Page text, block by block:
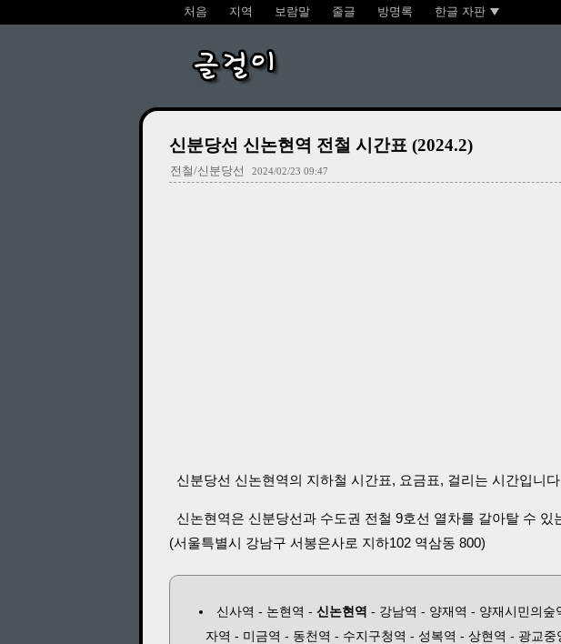
처음 지역 보람말 줄글 방명록 한글 자판
글걸이
신분당선 신논현역 전철 시간표 (2024.2)
전철/신분당선 2024/02/23 09:47
신분당선 신논현역의 지하철 시간표, 요금표, 걸리는 시간입니
신논현역은 신분당선과 수도권 전철 9호선 열차를 갈아탈 수 있
(서울특별시 강남구 서봉은사로 지하102 역삼동 800)
신사역 - 논현역 - 신논현역 - 강남역 - 양재역 - 양재시민의
자역 - 미금역 - 동천역 - 수지구청역 - 성복역 - 상현역 - 광교중